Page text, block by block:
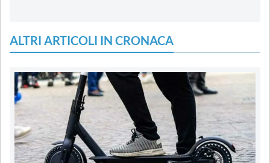
ALTRI ARTICOLI IN CRONACA